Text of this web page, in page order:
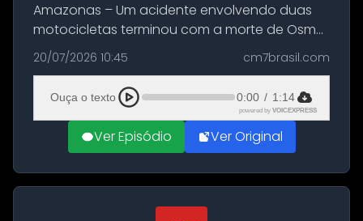
Amazonas – Um acidente envolvendo duas
motocicletas terminou com a morte de Osmar
Figueiredo de Souza, de 38 anos, no município
de São Sebastião do Uatumã, no interior do
Amazonas. A colisão ocorreu n...
20/07/2026 10:45 cm7brasil.com
Ouça o texto 0:00 / 1:14
powered by VOICEXPRESS
Ver Episódio Ver Original